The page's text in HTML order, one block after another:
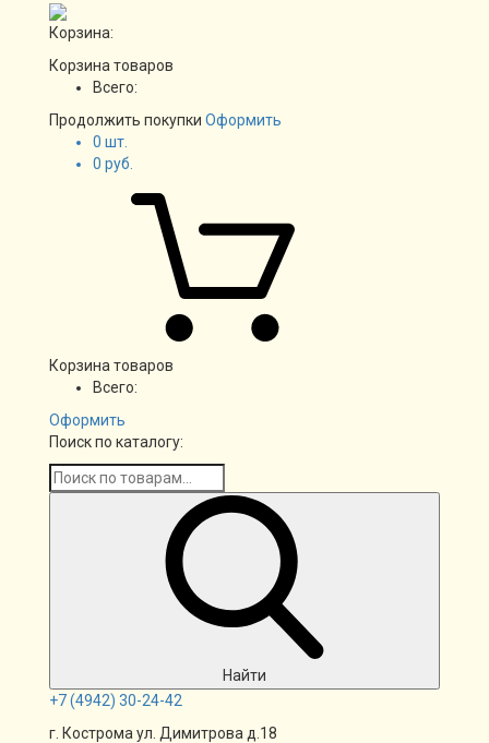
Корзина:
Корзина товаров
Всего:
Продолжить покупки Оформить
0 шт.
0 руб.
Корзина товаров
Всего:
Оформить
Поиск по каталогу:
Найти
+7(4942) 30-24-42
г. Кострома ул. Димитрова д.18